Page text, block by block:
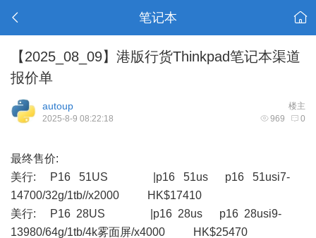
笔记本
【2025_08_09】港版行货Thinkpad笔记本渠道
报价单
楼主
autoup
969 0
2025-8-9 08:22:18
最终售价:
美行: P16 51US |p16 51us p16 51usi7-
14700/32g/1tb//x2000 HK$17410
美行: P16 28US |p16 28us p16 28usi9-
13980/64g/1tb/4k雾面屏/x4000 HK$25470